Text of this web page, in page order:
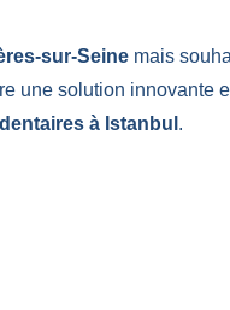
sur-Seine mais
une solution innovante
à Istanbul .